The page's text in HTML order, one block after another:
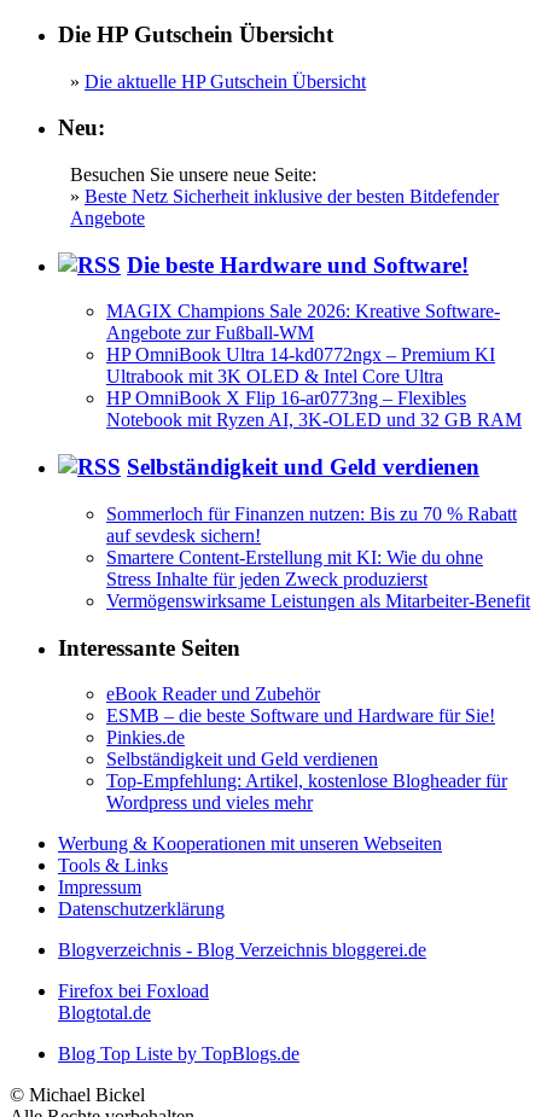
Die HP Gutschein Übersicht
» Die aktuelle HP Gutschein Übersicht
Neu:
Besuchen Sie unsere neue Seite:
» Beste Netz Sicherheit inklusive der besten Bitdefender
Angebote
Die beste Hardware und Software!
MAGIX Champions Sale 2026: Kreative Software-
Angebote zur Fußball-WM
HP OmniBook Ultra 14-kd0772ngx – Premium KI
Ultrabook mit 3K OLED & Intel Core Ultra
HP OmniBook X Flip 16-ar0773ng – Flexibles
Notebook mit Ryzen AI, 3K-OLED und 32 GB RAM
Selbständigkeit und Geld verdienen
Sommerloch für Finanzen nutzen: Bis zu 70 % Rabatt
auf sevdesk sichern!
Smartere Content-Erstellung mit KI: Wie du ohne
Stress Inhalte für jeden Zweck produzierst
Vermögenswirksame Leistungen als Mitarbeiter-Benefit
Interessante Seiten
eBook Reader und Zubehör
ESMB – die beste Software und Hardware für Sie!
Pinkies.de
Selbständigkeit und Geld verdienen
Top-Empfehlung: Artikel, kostenlose Blogheader für
Wordpress und vieles mehr
Werbung & Kooperationen mit unseren Webseiten
Tools & Links
Impressum
Datenschutzerklärung
Blogverzeichnis - Blog Verzeichnis bloggerei.de
Firefox bei Foxload
Blogtotal.de
Blog Top Liste by TopBlogs.de
© Michael Bickel